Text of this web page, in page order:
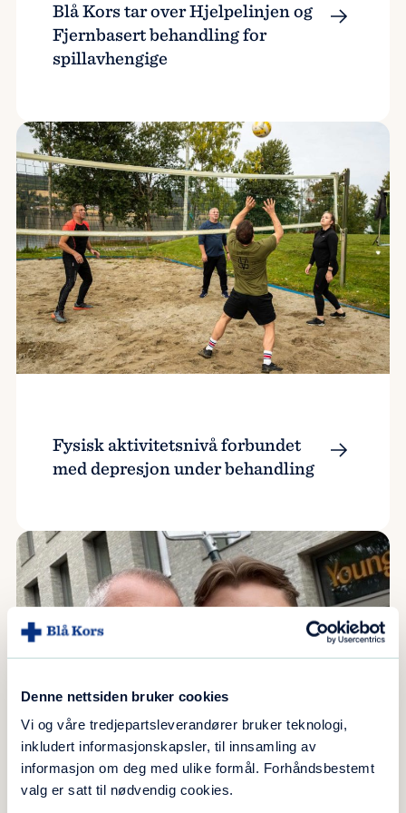
Denne nettsiden bruker cookies
Vi og våre tredjepartsleverandører bruker teknologi,
inkludert informasjonskapsler, til innsamling av
informasjon om deg med ulike formål. Forhåndsbestemt
valg er satt til nødvendig cookies.
Blå Kors tar over Hjelpelinjen og
Fjernbasert behandling for
spillavhengige
Fysisk aktivitetsnivå forbundet
med depresjon under behandling